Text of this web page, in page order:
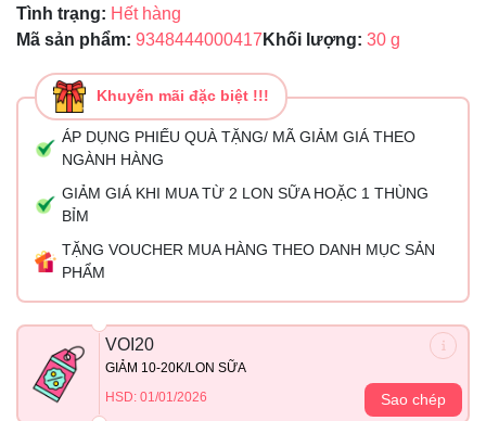
Tình trạng: Hết hàng
Mã sản phẩm: 9348444000417 Khối lượng: 30 g
Khuyến mãi đặc biệt !!!
ÁP DỤNG PHIẾU QUÀ TẶNG/ MÃ GIẢM GIÁ THEO
NGÀNH HÀNG
GIẢM GIÁ KHI MUA TỪ 2 LON SỮA HOẶC 1 THÙNG
BỈM
TẶNG VOUCHER MUA HÀNG THEO DANH MỤC SẢN
PHẨM
VOI20
GIẢM 10-20K/LON SỮA
HSD: 01/01/2026
Sao chép